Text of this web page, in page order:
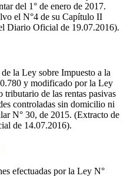
del 1° de enero de 2017.
el N°4 de su Capítulo II
Diario Oficial de 19.07.2016).
la Ley sobre Impuesto a la
y modificado por la Ley
de las rentas pasivas
controladas sin domicilio ni
N° 30, de 2015. (Extracto de
de 14.07.2016).
efectuadas por la Ley N°